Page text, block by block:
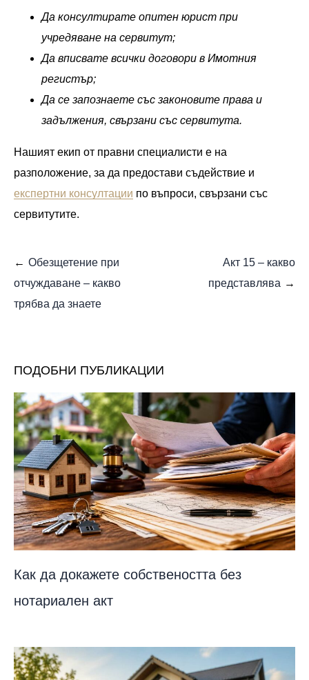
Да консултирате опитен юрист при
учредяване на сервитут;
Да вписвате всички договори в Имотния
регистър;
Да се запознаете със законовите права и
задължения, свързани със сервитута.
Нашият екип от правни специалисти е на
разположение, за да предостави съдействие и
експертни консултации по въпроси, свързани със
сервитутите.
Обезщетение при
отчуждаване – какво
трябва да знаете
Акт 15 – какво
представлява
ПОДОБНИ ПУБЛИКАЦИИ
Как да докажете собствеността без
нотариален акт